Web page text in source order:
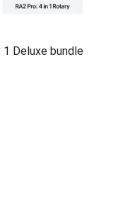
Deluxe bundle